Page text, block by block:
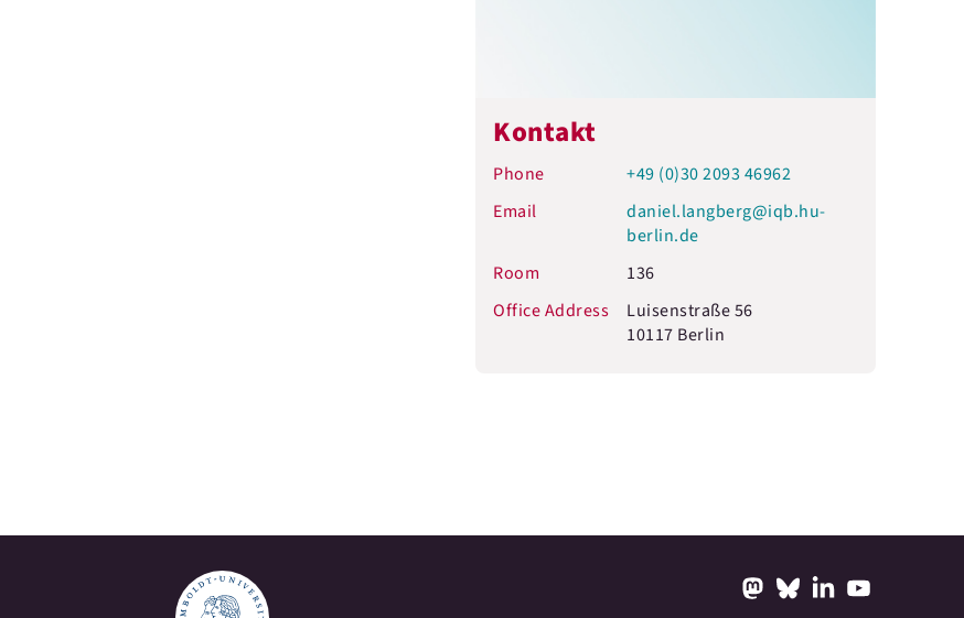
Kontakt
Phone
+49 (0)30 2093 46962
Email
daniel.langberg@iqb.hu-
berlin.de
Room
136
Office Address
Luisenstraße 56
10117 Berlin